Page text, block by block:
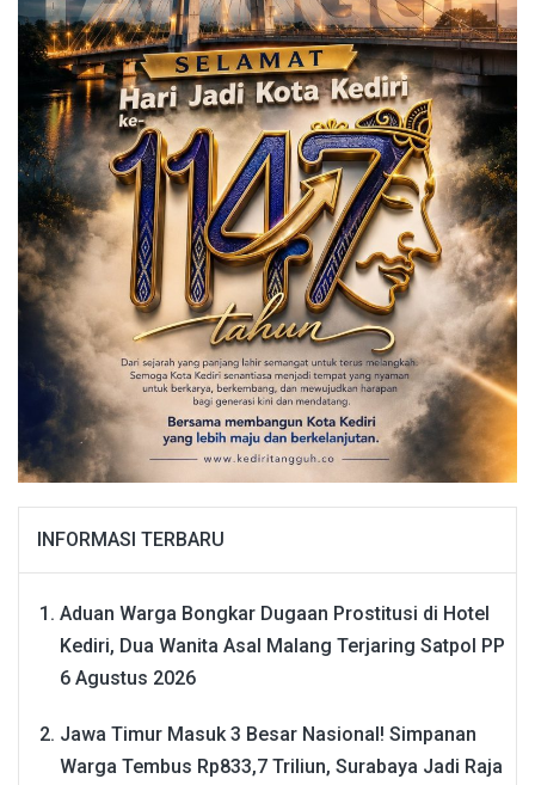
INFORMASI TERBARU
Aduan Warga Bongkar Dugaan Prostitusi di Hotel
Kediri, Dua Wanita Asal Malang Terjaring Satpol PP
6 Agustus 2026
Jawa Timur Masuk 3 Besar Nasional! Simpanan
Warga Tembus Rp833,7 Triliun, Surabaya Jadi Raja